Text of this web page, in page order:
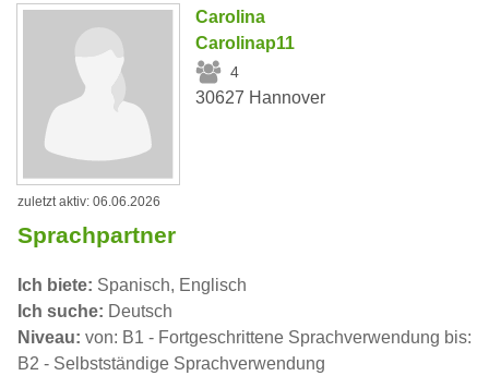
Carolina
Carolinap11
4
30627 Hannover
zuletzt aktiv: 06.06.2026
Sprachpartner
Ich biete: Spanisch, Englisch
Ich suche: Deutsch
Niveau: von: B1 - Fortgeschrittene Sprachverwendung bis:
B2 - Selbstständige Sprachverwendung